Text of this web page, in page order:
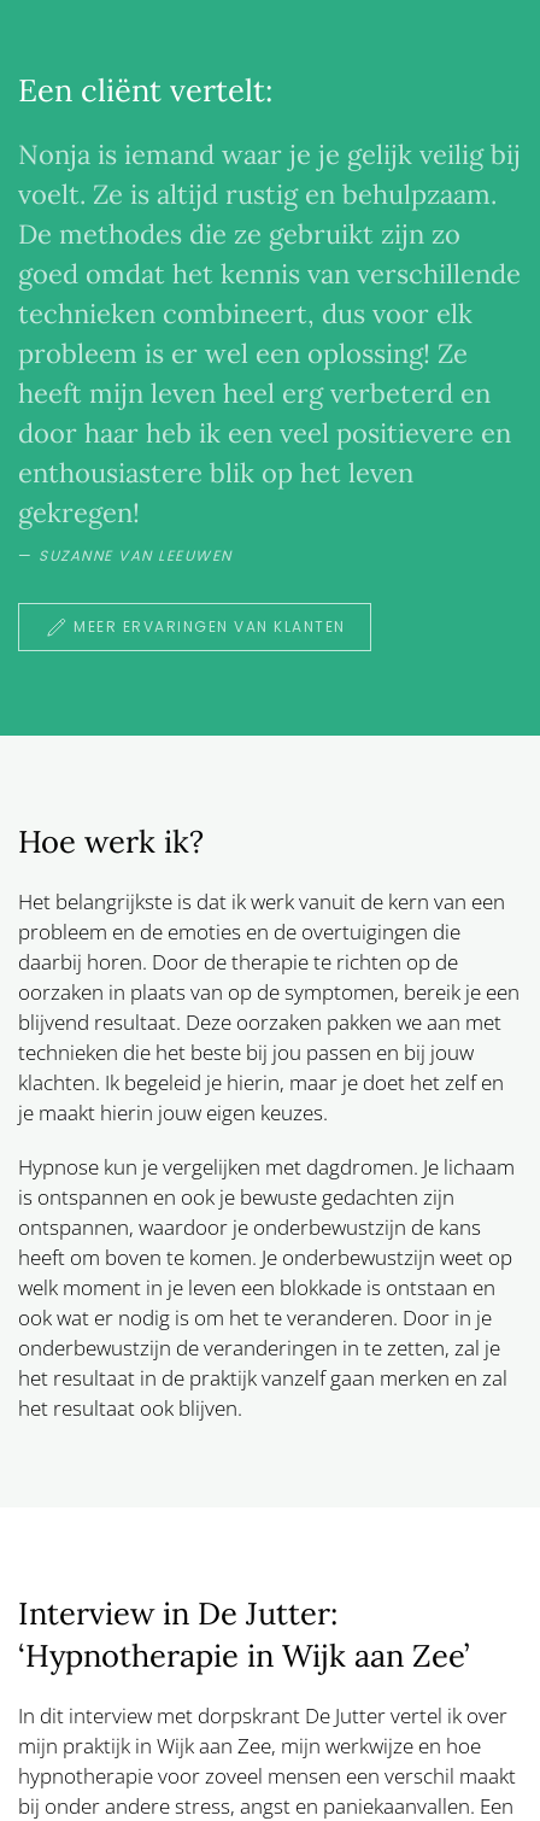
Een cliënt vertelt:
Nonja is iemand waar je je gelijk veilig bij
voelt. Ze is altijd rustig en behulpzaam.
De methodes die ze gebruikt zijn zo
goed omdat het kennis van verschillende
technieken combineert, dus voor elk
probleem is er wel een oplossing! Ze
heeft mijn leven heel erg verbeterd en
door haar heb ik een veel positievere en
enthousiastere blik op het leven
gekregen!
SUZANNE VAN LEEUWEN
MEER ERVARINGEN VAN KLANTEN
Hoe werk ik?
Het belangrijkste is dat ik werk vanuit de kern van een
probleem en de emoties en de overtuigingen die
daarbij horen. Door de therapie te richten op de
oorzaken in plaats van op de symptomen, bereik je een
blijvend resultaat. Deze oorzaken pakken we aan met
technieken die het beste bij jou passen en bij jouw
klachten. Ik begeleid je hierin, maar je doet het zelf en
je maakt hierin jouw eigen keuzes.
Hypnose kun je vergelijken met dagdromen. Je lichaam
is ontspannen en ook je bewuste gedachten zijn
ontspannen, waardoor je onderbewustzijn de kans
heeft om boven te komen. Je onderbewustzijn weet op
welk moment in je leven een blokkade is ontstaan en
ook wat er nodig is om het te veranderen. Door in je
onderbewustzijn de veranderingen in te zetten, zal je
het resultaat in de praktijk vanzelf gaan merken en zal
het resultaat ook blijven.
Interview in De Jutter:
‘Hypnotherapie in Wijk aan Zee’
In dit interview met dorpskrant De Jutter vertel ik over
mijn praktijk in Wijk aan Zee, mijn werkwijze en hoe
hypnotherapie voor zoveel mensen een verschil maakt
bij onder andere stress, angst en paniekaanvallen. Een